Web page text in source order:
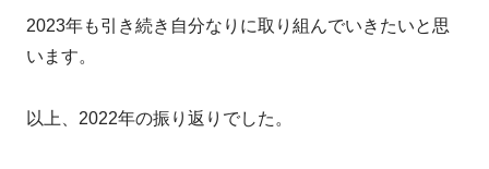
2023年も引き続き自分なりに取り組んでいきたいと思
います。
以上、2022年の振り返りでした。